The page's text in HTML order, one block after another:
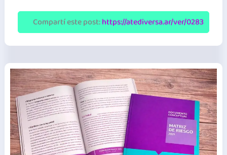
situaciones
de
vIolencia
de
|
|
Guía
Compartí este post:https://atediversa.ar/ver/0283